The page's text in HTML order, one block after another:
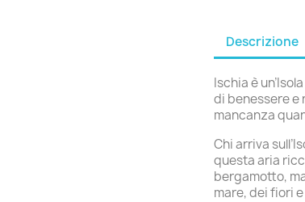
Descrizione
Ischia è
di benessere e
mancanza
Chi arriva
questa aria
bergamotto,
mare, dei fiori